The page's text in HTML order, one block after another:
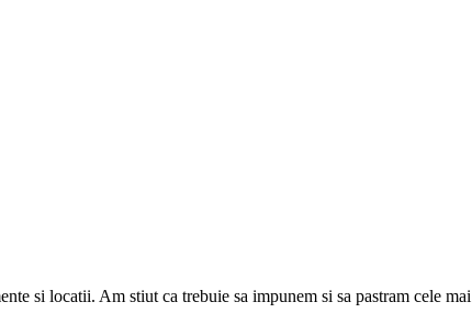
si locatii. Am stiut ca trebuie sa impunem si sa pastram cele